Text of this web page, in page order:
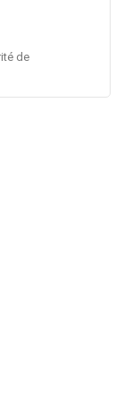
de